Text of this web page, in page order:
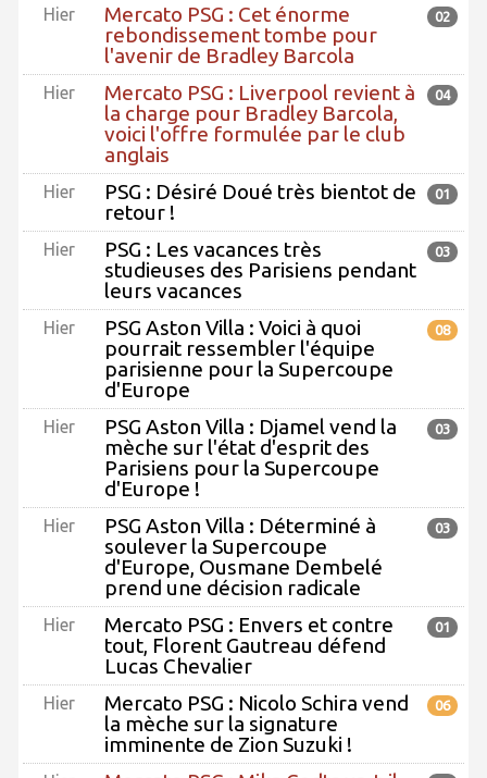
Hier
Mercato PSG : Cet énorme
rebondissement tombe pour
l'avenir de Bradley Barcola
02
Hier
Mercato PSG : Liverpool revient à
la charge pour Bradley Barcola,
voici l'offre formulée par le club
anglais
04
Hier
PSG : Désiré Doué très bientot de
retour !
01
Hier
PSG : Les vacances très
studieuses des Parisiens pendant
leurs vacances
03
Hier
PSG Aston Villa : Voici à quoi
pourrait ressembler l'équipe
parisienne pour la Supercoupe
d'Europe
08
Hier
PSG Aston Villa : Djamel vend la
mèche sur l'état d'esprit des
Parisiens pour la Supercoupe
d'Europe !
03
Hier
PSG Aston Villa : Déterminé à
soulever la Supercoupe
d'Europe, Ousmane Dembelé
prend une décision radicale
03
Hier
Mercato PSG : Envers et contre
tout, Florent Gautreau défend
Lucas Chevalier
01
Hier
Mercato PSG : Nicolo Schira vend
la mèche sur la signature
imminente de Zion Suzuki !
06